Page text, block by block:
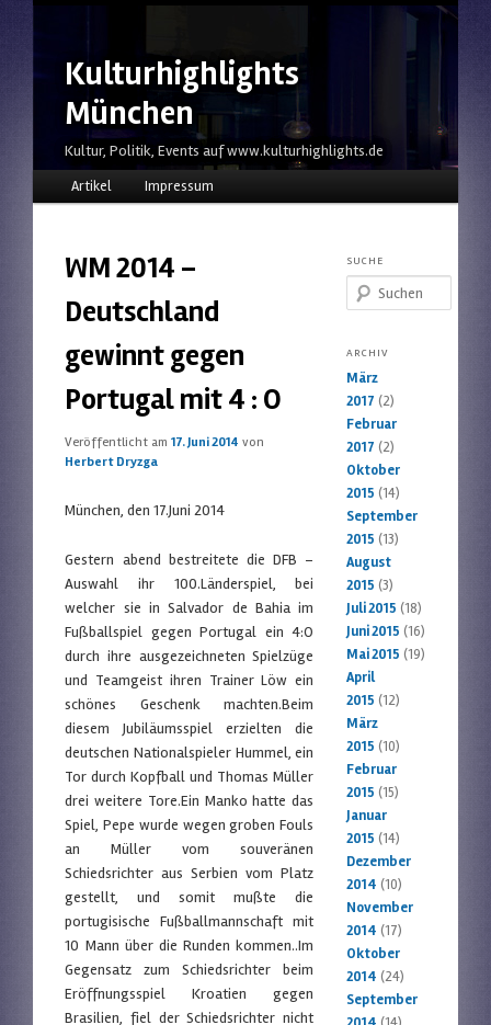
Kulturhighlights
München
Kultur, Politik, Events auf www.kulturhighlights.de
HauptmenüZum Inhalt wechseln
Zum sekundären Inhalt wechseln
Artikel Impressum
WM 2014 –
Deutschland
gewinnt gegen
Portugal mit 4 : O
Veröffentlicht am17. Juni 2014 von
Herbert Dryzga
München, den 17.Juni 2014
Gestern abend bestreitete die DFB –
Auswahl ihr 100.Länderspiel, bei
welcher sie in Salvador de Bahia im
Fußballspiel gegen Portugal ein 4:O
durch ihre ausgezeichneten Spielzüge
und Teamgeist ihren Trainer Löw ein
schönes Geschenk machten.Beim
diesem Jubiläumsspiel erzielten die
deutschen Nationalspieler Hummel, ein
Tor durch Kopfball und Thomas Müller
drei weitere Tore.Ein Manko hatte das
Spiel, Pepe wurde wegen groben Fouls
an Müller vom souveränen
Schiedsrichter aus Serbien vom Platz
gestellt, und somit mußte die
portugisische Fußballmannschaft mit
10 Mann über die Runden kommen..Im
Gegensatz zum Schiedsrichter beim
Eröffnungsspiel Kroatien gegen
Brasilien, fiel der Schiedsrichter nicht
SUCHE
Suchen
ARCHIV
März
2017 (2)
Februar
2017 (2)
Oktober
2015 (14)
September
2015 (13)
August
2015 (3)
Juli 2015 (18)
Juni 2015 (16)
Mai 2015 (19)
April
2015 (12)
März
2015 (10)
Februar
2015 (15)
Januar
2015 (14)
Dezember
2014 (10)
November
2014 (17)
Oktober
2014 (24)
September